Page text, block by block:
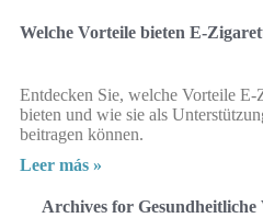
Welche Vorteile bieten E-
Entdecken Sie, welche Vorteile
bieten und wie sie als
beitragen können.
Leer más »
Archives for